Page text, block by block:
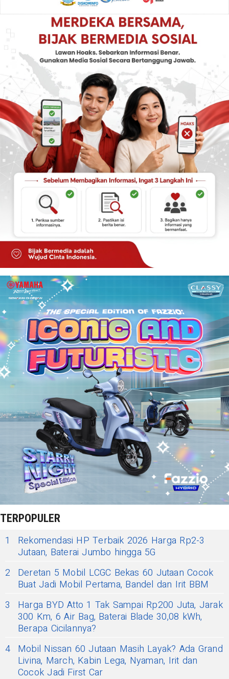
TERPOPULER
1
Rekomendasi HP Terbaik 2026 Harga Rp2-3
Jutaan, Baterai Jumbo hingga 5G
2
Deretan 5 Mobil LCGC Bekas 60 Jutaan Cocok
Buat Jadi Mobil Pertama, Bandel dan Irit BBM
3
Harga BYD Atto 1 Tak Sampai Rp200 Juta, Jarak
300 Km, 6 Air Bag, Baterai Blade 30,08 kWh,
Berapa Cicilannya?
4 Mobil Nissan 60 Jutaan Masih Layak? Ada Grand
Livina, March, Kabin Lega, Nyaman, Irit dan
Cocok Jadi First Car